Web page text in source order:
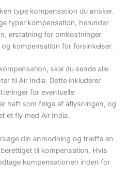
type kompensation du ønsker.
typer kompensation, herunder
erstatning for omkostninger
kompensation for forsinkelser.
skal du sende alle
til Air India. Dette inkluderer
for eventuelle
haft som følge af aflysningen, og
et fly med Air India.
din anmodning og træffe en
til kompensation. Hvis
kompensationen inden for